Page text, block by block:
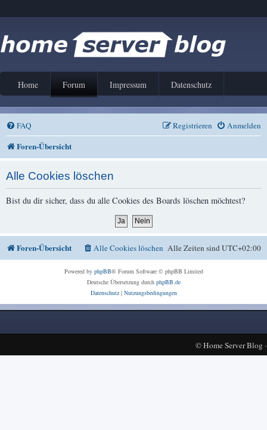
Home Forum Impressum Datenschutz
FAQ Anmelden
Registrieren
Foren-Übersicht
Alle Cookies löschen
Bist du dir sicher, dass du alle Cookies des Boards löschen möchtest?
Foren-Übersicht Alle Zeiten sindUTC+02:00
Alle Cookies löschen
Powered by phpBB® Forum Software © phpBB Limited
Deutsche Übersetzung durch phpBB.de
Datenschutz| Nutzungsbedingungen
©Home Server Blog